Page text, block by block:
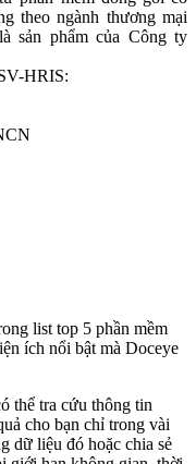
theo ngành thương mại
sản phẩm của Công ty
HRIS:
list top 5 phần mềm
ích nổi bật mà Doceye
thể tra cứu thông tin
cho bạn chỉ trong vài
dữ liệu đó hoặc chia sẻ